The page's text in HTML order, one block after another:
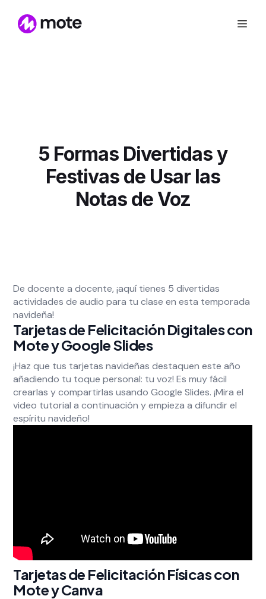
5 Formas Divertidas y
Festivas de Usar las
Notas de Voz
De docente a docente, ¡aquí tienes 5 divertidas
actividades de audio para tu clase en esta temporada
navideña!
Tarjetas de Felicitación Digitales con
Mote y Google Slides
¡Haz que tus tarjetas navideñas destaquen este año
añadiendo tu toque personal: tu voz! Es muy fácil
crearlas y compartirlas usando Google Slides. ¡Mira el
video tutorial a continuación y empieza a difundir el
espíritu navideño!
Tarjetas de Felicitación Físicas con
Mote y Canva